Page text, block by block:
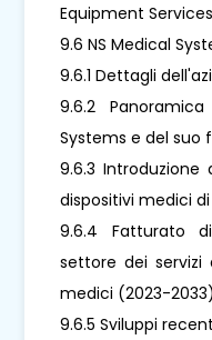
Equipment
9.6 NS Medical
9.6.1 Dettagli
9.6.2
Systems e del
9.6.3 Introduzione
dispositivi medici
9.6.4 Fatturato
settore dei servizi
medici (2023-2033)
9.6.5 Sviluppi